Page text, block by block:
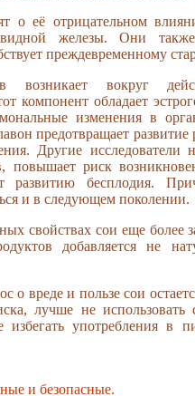
о её отрицательном
железы. Они
преждевременному
возникает вокруг
компонент обладает
изменения в
предотвращает
Другие исследователи
повышает риск
развитию бесплодия.
и в следующем поколении.
свойствах сои еще более
добавляется не
о вреде и пользе сои
лучше не использовать
избегать употребления в
и безопасные.